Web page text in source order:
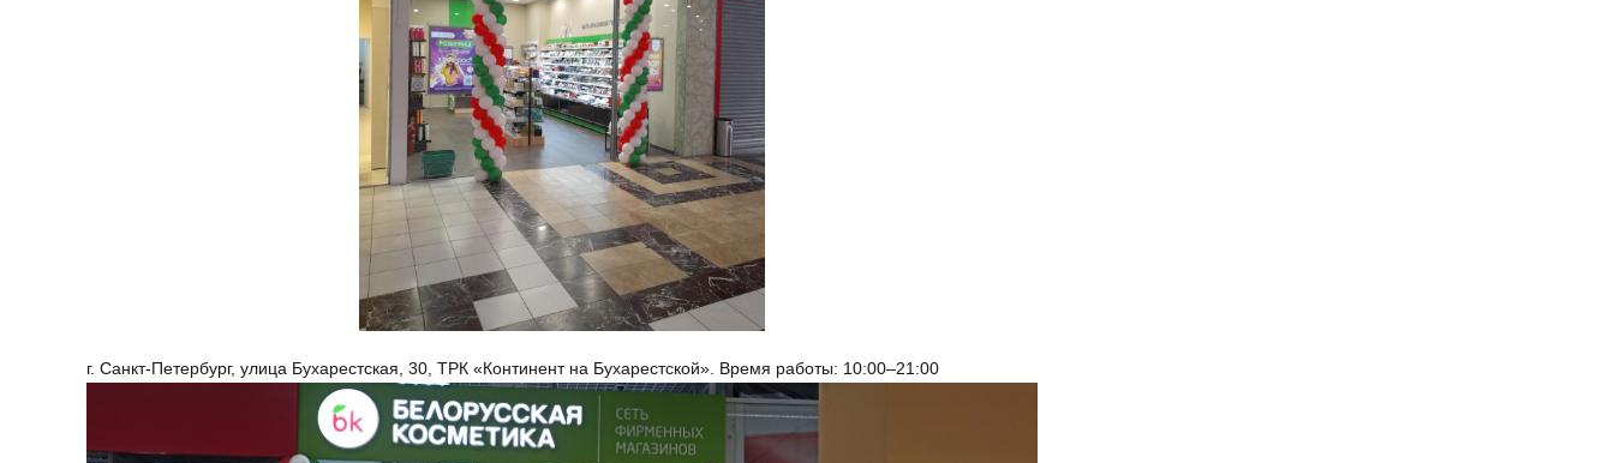
г. Санкт-Петербург, улица Бухарестская, 30, ТРК «Континент на Бухарестской». Время работы: 10:00–21:00